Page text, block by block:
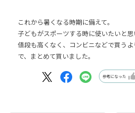
これから暑くなる時期に備えて。
子どもがスポーツする時に使いたいと思
値段も高くなく、コンビニなどで買う
で、まとめて買いました。
参考になった